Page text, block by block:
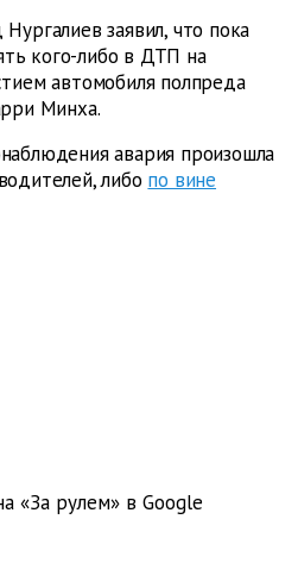
заявил, что пока
кого-либо в ДТП на
автомобиля полпреда
Минха.
авария произошла
либо по вине
«За рулем» в Google